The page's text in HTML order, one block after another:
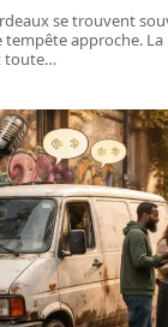
se trouvent
approche.
toute…